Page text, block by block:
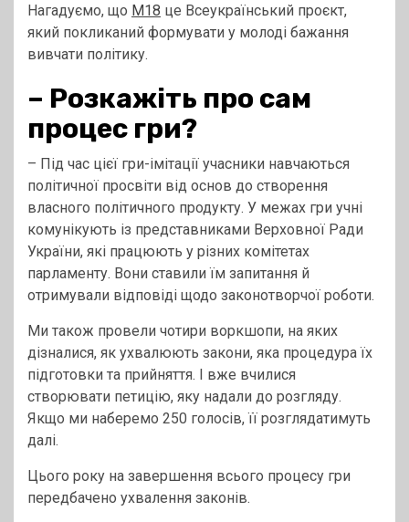
Нагадуємо, що М18 це Всеукраїнський проєкт,
який покликаний формувати у молоді бажання
вивчати політику.
– Розкажіть про сам
процес гри?
– Під час цієї гри-імітації учасники навчаються
політичної просвіти від основ до створення
власного політичного продукту. У межах гри учні
комунікують із представниками Верховної Ради
України, які працюють у різних комітетах
парламенту. Вони ставили їм запитання й
отримували відповіді щодо законотворчої роботи.
Ми також провели чотири воркшопи, на яких
дізналися, як ухвалюють закони, яка процедура їх
підготовки та прийняття. І вже вчилися
створювати петицію, яку надали до розгляду.
Якщо ми наберемо 250 голосів, її розглядатимуть
далі.
Цього року на завершення всього процесу гри
передбачено ухвалення законів.